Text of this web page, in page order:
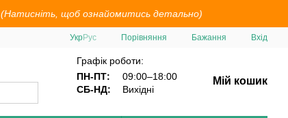
(Натисніть, щоб ознайомитись детально)
УкрРус Порівняння Бажання Вхід
Графік роботи:
ПН-ПТ:
09:00–18:00
СБ-НД:
Вихідні
Мій кошик